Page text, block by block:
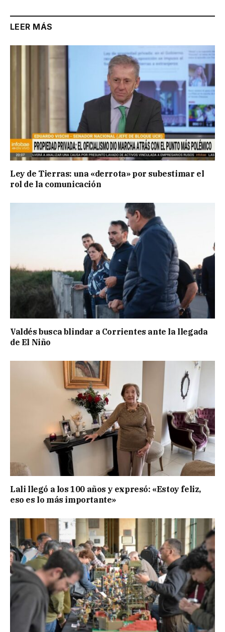
LEER MÁS
Ley de Tierras: una «derrota» por subestimar el
rol de la comunicación
Valdés busca blindar a Corrientes ante la llegada
de El Niño
Lali llegó a los 100 años y expresó: «Estoy feliz,
eso es lo más importante»